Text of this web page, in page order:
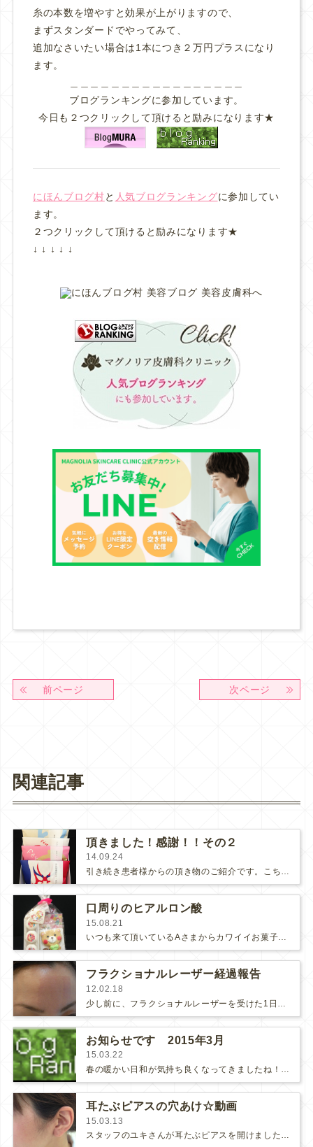
糸の本数を増やすと効果が上がりますので、
まずスタンダードでやってみて、
追加なさいたい場合は1本につき２万円プラスになり
ます。
ブログランキングに参加しています。
今日も２つクリックして頂けると励みになります★
にほんブログ村と 人気ブログランキングに参加してい
ます。
２つクリックして頂けると励みになります★
↓ ↓ ↓ ↓ ↓
前ページ 次ページ
関連記事
頂きました！感謝！！その２
14.09.24
引き続き患者様からの頂き物のご紹介です。こちらは最近、開業された内科の先生から頂きました。お子様もつい去年、お生まれになったばか…
口周りのヒアルロン酸
15.08.21
いつも来て頂いているAさまからカワイイお菓子を頂きました。 とっても優しそうな旦那様とこれまた優しそうな息子さんもク…
フラクショナルレーザー経過報告
12.02.18
お知らせです 2015年3月
15.03.22
春の暖かい日和が気持ち良くなってきましたね！明日から勉強会と学会でフランスとモナコに出かけます。留守中は女性のドクターが…
耳たぶピアスの穴あけ☆動画
15.03.13
スタッフのユキさんが耳たぶピアスを開けました♡マグノリア皮膚科クリニックでは耳たぶピアスは通常、専用機械（ピアスガン）で開け…